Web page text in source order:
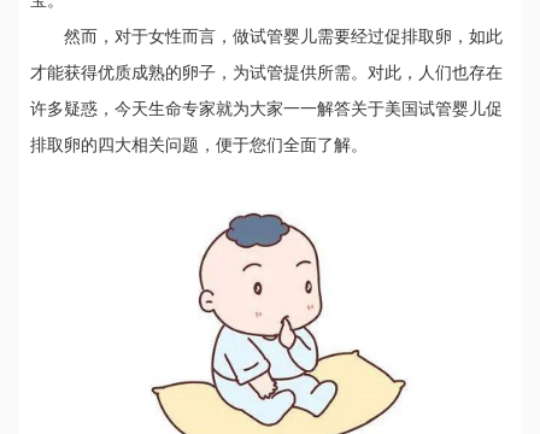
然而，对于女性而言，做试管婴儿需要经过促排取卵，如此
才能获得优质成熟的卵子，为试管提供所需。对此，人们也存在
许多疑惑，今天生命专家就为大家一一解答关于美国试管婴儿促
排取卵的四大相关问题，便于您们全面了解。